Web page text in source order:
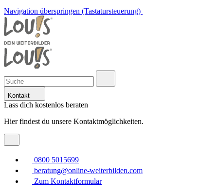
Navigation überspringen (Tastatursteuerung)
Kontakt
Lass dich kostenlos beraten
Hier findest du unsere Kontaktmöglichkeiten.
0800 5015699
beratung@online-weiterbilden.com
Zum Kontaktformular